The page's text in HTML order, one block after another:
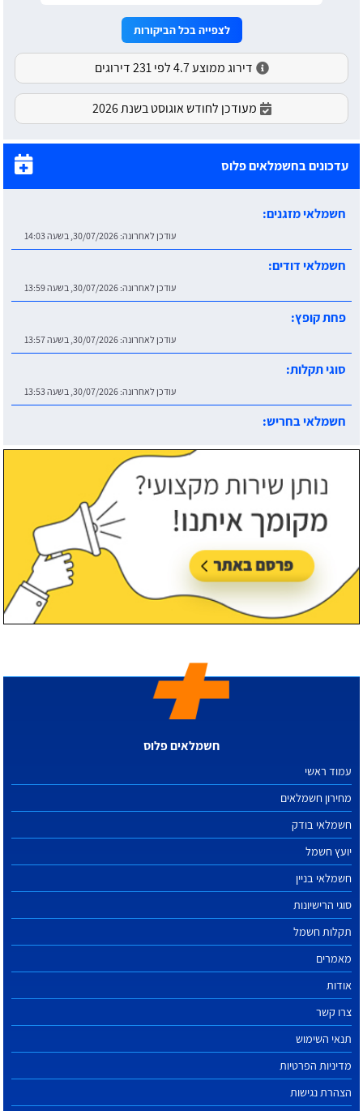
לצפייה בכל הביקורות
דירוג ממוצע 4.7 לפי 231 דירוגים
מעודכן לחודש אוגוסט בשנת 2026
עדכונים בחשמלאים פלוס
חשמלאי מזגנים:
עודכן לאחרונה: 30/07/2026, בשעה 14:03
חשמלאי דודים:
עודכן לאחרונה: 30/07/2026, בשעה 13:59
פחת קופץ:
עודכן לאחרונה: 30/07/2026, בשעה 13:57
סוגי תקלות:
עודכן לאחרונה: 30/07/2026, בשעה 13:53
חשמלאי בחריש:
חשמלאים פלוס
עמוד ראשי
מחירון חשמלאים
חשמלאי בודק
יועץ חשמל
חשמלאי בניין
סוגי הרישיונות
תקלות חשמל
מאמרים
אודות
צרו קשר
תנאי השימוש
מדיניות הפרטיות
הצהרת נגישות